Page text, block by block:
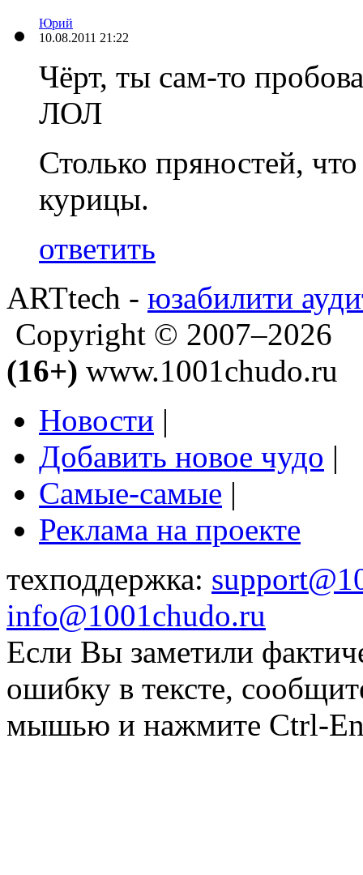
Юрий
10.08.2011 21:22
Чёрт, ты сам-то
ЛОЛ
Столько пряностей,
курицы.
ответить
ARTtech - юзабилити
Copyright © 2007–2026
(16+) www.1001chudo.ru
Новости |
Добавить новое чудо |
Самые-самые |
Реклама на проекте
техподдержка:
info@1001chudo.ru
Если Вы заметили
ошибку в тексте,
мышью и нажмите Ctrl-